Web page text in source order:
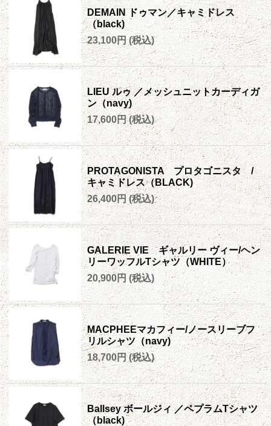
DEMAIN ドゥマン／キャミドレス
（black)
23,100円 (税込)
LIEU ルゥ ／メッシュニットカーディガ
ン（navy)
17,600円 (税込)
PROTAGONISTA プロタゴニスタ /
キャミドレス（BLACK)
26,400円 (税込)
GALERIE VIE ギャルリー ヴィー/ヘン
リーワッフルTシャツ（WHITE）
20,900円 (税込)
MACPHEEマカフィー/ノースリーブフ
リルシャツ（navy)
18,700円 (税込)
Ballsey ボールジィ ／ペプラムTシャツ
（black)